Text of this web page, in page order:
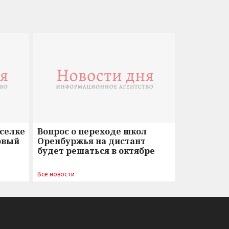
Вопрос о переходе школ
Оренбуржья на дистант
будет решаться в октябре
Все новости